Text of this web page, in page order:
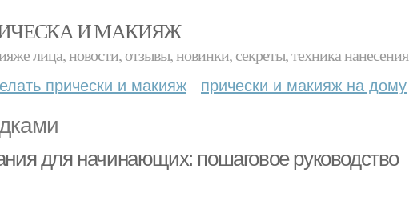
И МАКИЯЖ
лица, новости, отзывы, новинки, секреты, техника нанесения
прически и макияж прически и макияж на дому
для начинающих: пошаговое руководство